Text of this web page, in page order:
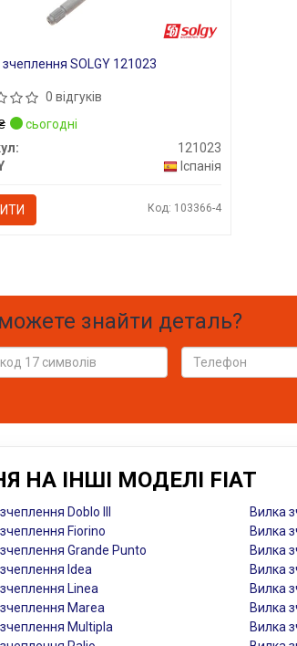
зчеплення SOLGY 121023
0 відгуків
сьогодні
121023
Іспанія
Код: 103366-4
знайти деталь?
НА ІНШІ МОДЕЛІ FIAT
Doblo III
Fiorino
Grande Punto
Idea
Linea
Marea
Multipla
Вилка
Вилка
Вилка
Вилка
Вилка
Вилка
Вилка